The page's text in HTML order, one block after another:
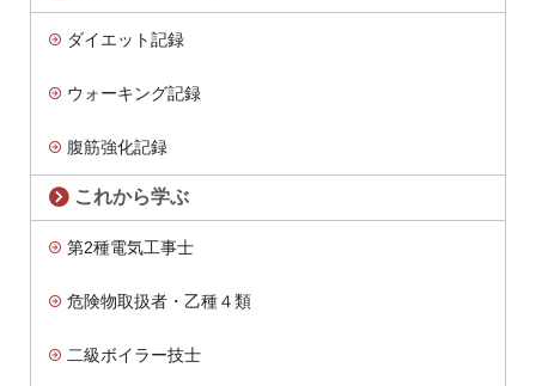
ダイエット記録
ウォーキング記録
腹筋強化記録
これから学ぶ
第2種電気工事士
危険物取扱者・乙種４類
二級ボイラー技士